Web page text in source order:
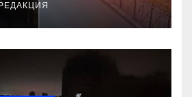
РЕДАКЦИЯ